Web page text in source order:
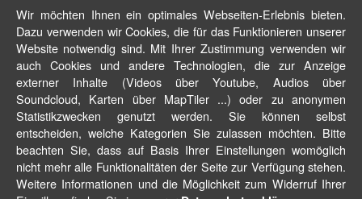
Wir möchten Ihnen ein optimales Webseiten-Erlebnis bieten.
Dazu verwenden wir Cookies, die für das Funktionieren unserer
Website notwendig sind. Mit Ihrer Zustimmung verwenden wir
auch Cookies und andere Technologien, die zur Anzeige
externer Inhalte (Videos über Youtube, Audios über
Soundcloud, Karten über MapTiler ...) oder zu anonymen
Statistikzwecken genutzt werden. Sie können selbst
entscheiden, welche Kategorien Sie zulassen möchten. Bitte
beachten Sie, dass auf Basis Ihrer Einstellungen womöglich
nicht mehr alle Funktionalitäten der Seite zur Verfügung stehen.
Weitere Informationen und die Möglichkeit zum Widerruf Ihrer